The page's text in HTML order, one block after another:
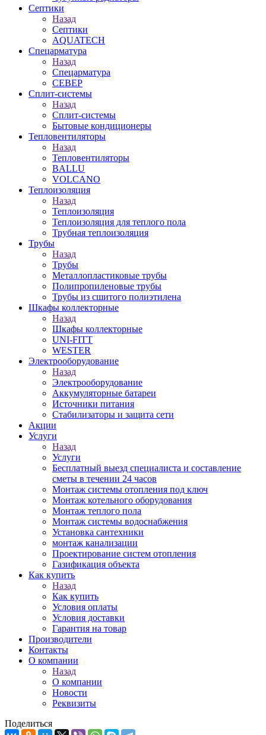
Септики
Назад
Септики
AQUATECH
Спецарматура
Назад
Спецарматура
СЕВЕР
Сплит-системы
Назад
Сплит-системы
Бытовые кондиционеры
Тепловентиляторы
Назад
Тепловентиляторы
BALLU
VOLCANO
Теплоизоляция
Назад
Теплоизоляция
Теплоизоляция для теплого пола
Трубная теплоизоляция
Трубы
Назад
Трубы
Металлопластиковые трубы
Полипропиленовые трубы
Трубы из сшитого полиэтилена
Шкафы коллекторные
Назад
Шкафы коллекторные
UNI-FITT
WESTER
Электрооборудование
Назад
Электрооборудование
Аккумуляторные батареи
Источники питания
Стабилизаторы и защита сети
Акции
Услуги
Назад
Услуги
Бесплатный выезд специалиста и составление
сметы в течении 24 часов
Монтаж системы отопления под ключ
Монтаж котельного оборудования
Монтаж теплого пола
Монтаж системы водоснабжения
Установка сантехники
монтаж канализации
Проектирование систем отопления
Газификация объекта
Как купить
Назад
Как купить
Условия оплаты
Условия доставки
Гарантия на товар
Производители
Контакты
О компании
Назад
О компании
Новости
Реквизиты
Поделиться